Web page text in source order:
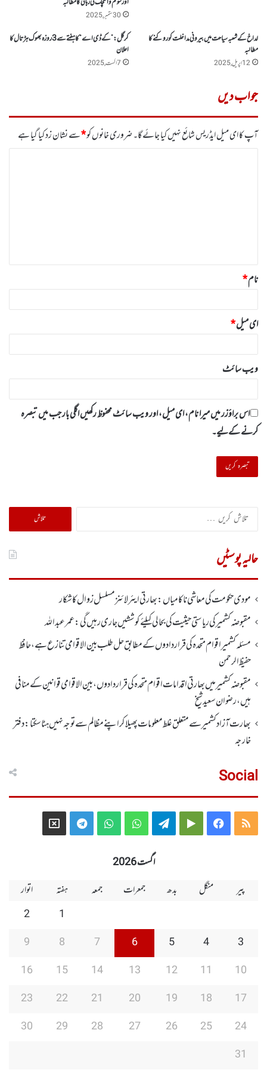
30 ستمبر, 2025
لداخ کے شعبہ سیاحت میں بیرونی مداخلت کو روکنے کا
مطالبہ
12 اپریل, 2025
کرگل :”کے ڈی اے“ کا ہفتے سے 3روز ہ بھوک ہڑتال کا
اعلان
7 اگست, 2025
جواب دیں
آپ کا ای میل ایڈریس شائع نہیں کیا جائے گا۔ضروری خانوں کو*سے نشان زد کیا گیا ہے
نام*
ای میل*
ویب‌ سائٹ
اس براؤزر میں میرا نام، ای میل، اور ویب سائٹ محفوظ رکھیں اگلی بار جب میں تبصرہ
کرنے کےلیے۔
تلاش
کریں
حالیہ پوسٹیں
مودی حکومت کی معاشی ناکامیاں: بھارتی ایئرلائنز مسلسل زوال کا شکار
مقبوضہ کشمیر کی ریاستی حیثیت کی بحالی کیلئے کوششیں جاری رہیں گی: عمر عبداللہ
مسئلہ کشمیر اقوام متحدہ کی قراردادوں کے مطابق حل طلب بین الاقوامی تنازع ہے، حافظ
حفیظ الرحمن
مقبوضہ کشمیر میں بھارتی اقدامات اقوام متحدہ کی قراردادوں، بین الاقوامی قوانین کے منافی
ہیں،رضوان سعید شیخ
بھارت آزاد کشمیر سے متعلق غلط معلومات پھیلا کر اپنے مظالم سے توجہ نہیں ہٹا سکتا: دفتر
خارجہ
Social
RSS
Facebook
Google
Telegram
WhatsApp
WhatsApp
Telegram
X
اگست 2026
پیر
منگل بدھ جمعرات جمعہ ہفتہ
اتوار
1
2
3
4
5
6
7
8
9
10
11
12
13
14
15
16
17
18
19
20
21
22
23
24
25
26
27
28
29
30
31